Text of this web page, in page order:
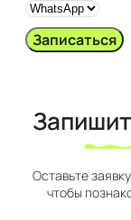
Записаться
Оставьте
чтобы